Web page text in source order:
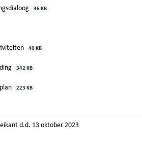
36 KB
40 KB
342 KB
223 KB
d.d. 13 oktober 2023